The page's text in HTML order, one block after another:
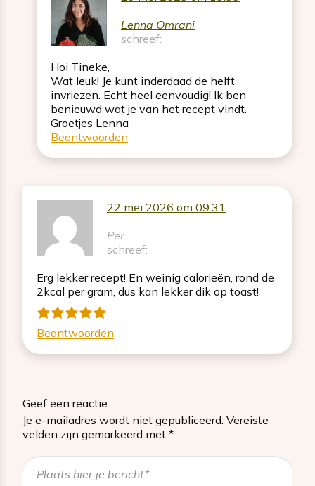
Lenna Omrani
schreef:
Hoi Tineke,
Wat leuk! Je kunt inderdaad de helft
invriezen. Echt heel eenvoudig! Ik ben
benieuwd wat je van het recept vindt.
Groetjes Lenna
Beantwoorden
Per
schreef:
22 mei 2026 om 09:31
Erg lekker recept! En weinig calorieën, rond de
2kcal per gram, dus kan lekker dik op toast!
Beantwoorden
Geef een reactie
Je e-mailadres wordt niet gepubliceerd. Vereiste
velden zijn gemarkeerd met *